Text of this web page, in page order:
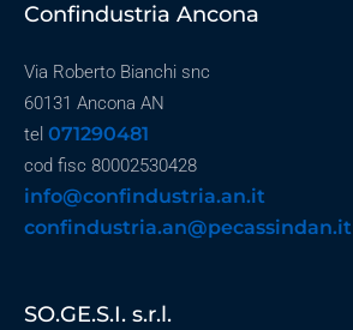
Confindustria Ancona
Via Roberto Bianchi snc
60131 Ancona AN
tel 071290481
cod fisc 80002530428
info@confindustria.an.it
confindustria.an@pecassindan.it
SO.GE.S.I. s.r.l.